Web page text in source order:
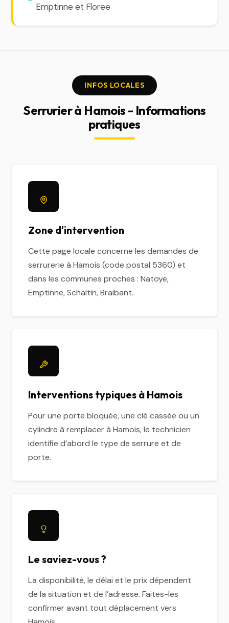
Emptinne et Floree
INFOS LOCALES
Serrurier à Hamois - Informations
pratiques
Zone d'intervention
Cette page locale concerne les demandes de
serrurerie à Hamois (code postal 5360) et
dans les communes proches : Natoye,
Emptinne, Schaltin, Braibant.
Interventions typiques à Hamois
Pour une porte bloquée, une clé cassée ou un
cylindre à remplacer à Hamois, le technicien
identifie d’abord le type de serrure et de
porte.
Le saviez-vous ?
La disponibilité, le délai et le prix dépendent
de la situation et de l’adresse. Faites-les
confirmer avant tout déplacement vers